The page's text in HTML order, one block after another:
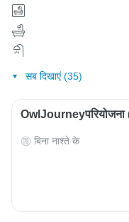
सब दिखाएं (35)
OwlJourneyपरियोजना
बिना नाश्ते के